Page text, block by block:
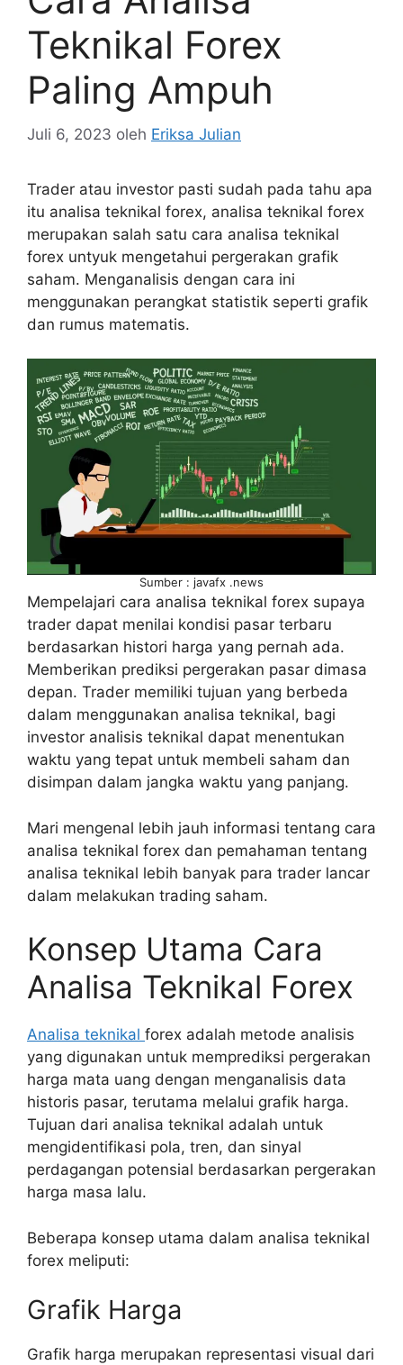
Teknikal Forex
Paling Ampuh
Juli 6, 2023 oleh Eriksa Julian
Trader atau investor pasti sudah pada tahu apa
itu analisa teknikal forex, analisa teknikal forex
merupakan salah satu cara analisa teknikal
forex untyuk mengetahui pergerakan grafik
saham. Menganalisis dengan cara ini
menggunakan perangkat statistik seperti grafik
dan rumus matematis.
Sumber : javafx .news
Mempelajari cara analisa teknikal forex supaya
trader dapat menilai kondisi pasar terbaru
berdasarkan histori harga yang pernah ada.
Memberikan prediksi pergerakan pasar dimasa
depan. Trader memiliki tujuan yang berbeda
dalam menggunakan analisa teknikal, bagi
investor analisis teknikal dapat menentukan
waktu yang tepat untuk membeli saham dan
disimpan dalam jangka waktu yang panjang.
Mari mengenal lebih jauh informasi tentang cara
analisa teknikal forex dan pemahaman tentang
analisa teknikal lebih banyak para trader lancar
dalam melakukan trading saham.
Konsep Utama Cara
Analisa Teknikal Forex
Analisa teknikal forex adalah metode analisis
yang digunakan untuk memprediksi pergerakan
harga mata uang dengan menganalisis data
historis pasar, terutama melalui grafik harga.
Tujuan dari analisa teknikal adalah untuk
mengidentifikasi pola, tren, dan sinyal
perdagangan potensial berdasarkan pergerakan
harga masa lalu.
Beberapa konsep utama dalam analisa teknikal
forex meliputi:
Grafik Harga
Grafik harga merupakan representasi visual dari